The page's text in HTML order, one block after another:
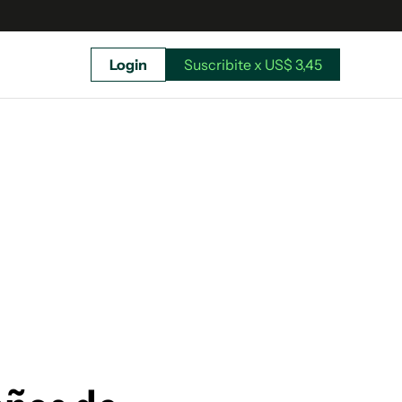
Suscribite x US$ 3,45
Login Suscribite x US$ 3,45